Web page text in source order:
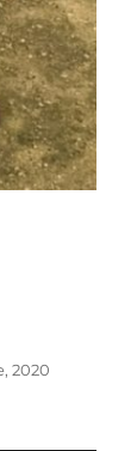
2020